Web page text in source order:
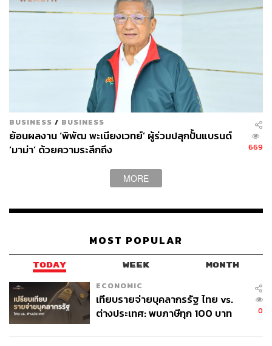
BUSINESS / BUSINESS
ย้อนผลงาน ‘พิพัฒ พะเนียงเวทย์’ ผู้ร่วมปลุกปั้นแบรนด์
‘มาม่า’ ด้วยความระลึกถึง
669
MORE
MOST POPULAR
TODAY WEEK MONTH
ECONOMIC
เทียบรายจ่ายบุคลากรรัฐ ไทย vs.
ต่างประเทศ: พบภาษีทุก 100 บาท
0